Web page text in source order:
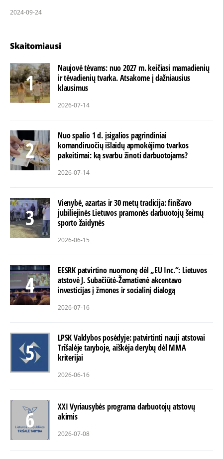
2024-09-24
Skaitomiausi
Naujovė tėvams: nuo 2027 m. keičiasi mamadienių
ir tėvadienių tvarka. Atsakome į dažniausius
klausimus
2026-07-14
Nuo spalio 1 d. įsigalios pagrindiniai
komandiruočių išlaidų apmokėjimo tvarkos
pakeitimai: ką svarbu žinoti darbuotojams?
2026-07-14
Vienybė, azartas ir 30 metų tradicija: finišavo
jubiliejinės Lietuvos pramonės darbuotojų šeimų
sporto žaidynės
2026-06-15
EESRK patvirtino nuomonę dėl „EU Inc.“: Lietuvos
atstovė J. Subačiūtė-Žematienė akcentavo
investicijas į žmones ir socialinį dialogą
2026-07-16
LPSK Valdybos posėdyje: patvirtinti nauji atstovai
Trišalėje taryboje, aiškėja derybų dėl MMA
kriterijai
2026-06-16
XXI Vyriausybės programa darbuotojų atstovų
akimis
2026-07-08